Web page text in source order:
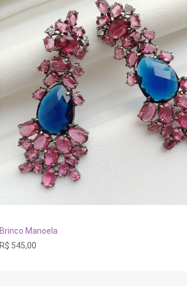
ADICIONAR AO CARRINHO
Brinco Manoela
R$ 545,00